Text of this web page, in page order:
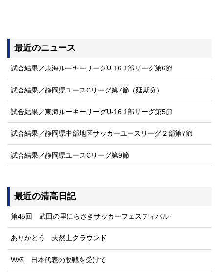
最近のニュース
試合結果／東海ルーキーリーグU-16 1部リーグ第6節
試合結果／静岡県ユースCリーグ第7節（延期分）
試合結果／東海ルーキーリーグU-16 1部リーグ第5節
試合結果／静岡県中部地区サッカーユースリーグ２部第7節
試合結果／静岡県ユースCリーグ第9節
最近の清高日記
第45回 武田の里にらさきサッカーフェスティバル
ありがとう 天然土グラウンド
W杯 日本代表の敗戦を受けて